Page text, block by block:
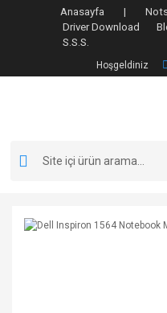
Anasayfa |
Driver Download
S.S.S.
Hoşgeldiniz